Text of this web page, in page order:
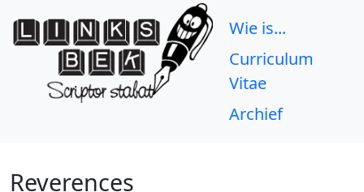
Wie is...
Curriculum
Vitae
Archief
Reverences